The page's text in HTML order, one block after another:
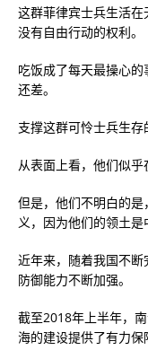
这群菲律宾士兵生活
没有自由行动的权利。
吃饭成了每天最操心
还差。
支撑这群可怜士兵生存
从表面上看，他们似乎
但是，他们不明白的
义，因为他们的领土是
近年来，随着我国不
防御能力不断加强。
截至2018年上半年，
海的建设提供了有力保